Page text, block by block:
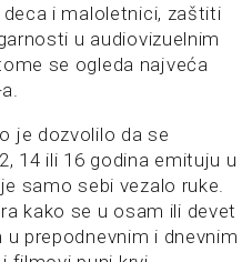
i maloletnici, zaštiti
u audiovizuelnim
se ogleda najveća
je dozvolilo da se
14 ili 16 godina emituju u
samo sebi vezalo ruke.
kako se u osam ili devet
prepodnevnim i dnevnim